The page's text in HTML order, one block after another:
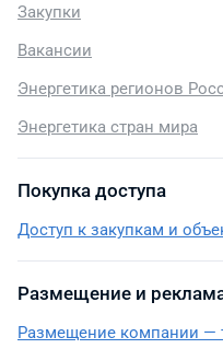
Закупки
Вакансии
Энергетика регионов
Энергетика стран мира
Покупка доступа
Доступ к закупкам и
Размещение и
Размещение компании —